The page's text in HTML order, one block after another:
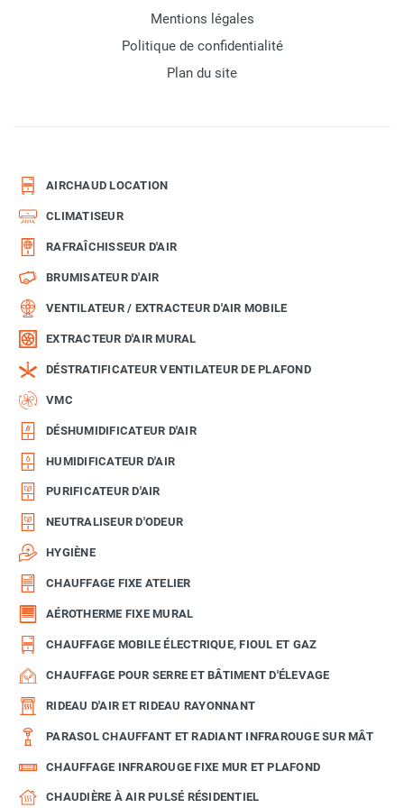
Mentions légales
Politique de confidentialité
Plan du site
AIRCHAUD LOCATION
CLIMATISEUR
RAFRAÎCHISSEUR D'AIR
BRUMISATEUR D'AIR
VENTILATEUR / EXTRACTEUR D'AIR MOBILE
EXTRACTEUR D'AIR MURAL
DÉSTRATIFICATEUR VENTILATEUR DE PLAFOND
VMC
DÉSHUMIDIFICATEUR D'AIR
HUMIDIFICATEUR D'AIR
PURIFICATEUR D'AIR
NEUTRALISEUR D'ODEUR
HYGIÈNE
CHAUFFAGE FIXE ATELIER
AÉROTHERME FIXE MURAL
CHAUFFAGE MOBILE ÉLECTRIQUE, FIOUL ET GAZ
CHAUFFAGE POUR SERRE ET BÂTIMENT D'ÉLEVAGE
RIDEAU D'AIR ET RIDEAU RAYONNANT
PARASOL CHAUFFANT ET RADIANT INFRAROUGE SUR MÂT
CHAUFFAGE INFRAROUGE FIXE MUR ET PLAFOND
CHAUDIÈRE À AIR PULSÉ RÉSIDENTIEL